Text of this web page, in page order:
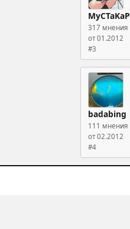
MyCTaKaP
317 мнения
от 01.2012
#3
badabing
111 мнения
от 02.2012
#4